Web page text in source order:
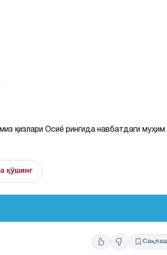
қизлари Осиё рингида навбатдаги муҳим
қўшинг
Сақлаш